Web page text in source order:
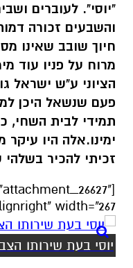
"יוסי". לעוברים
והשבעים זכורה
חיוך שובב שאינו
מרוח על פניו עוד
הציוני ע"ש ישראל
פעם שנשאל היכן
תמידי לבית השחי,
ימינו.אלה היו עיקר
זכיתי להכיר
width="267"]
יוסי בעת שירותו